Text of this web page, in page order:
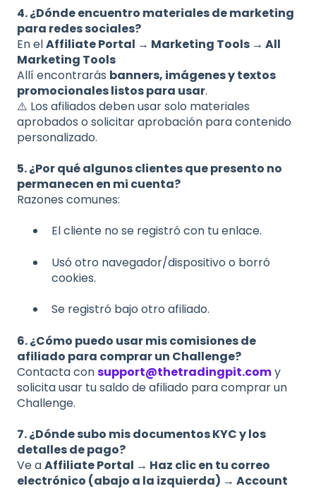
4. ¿Dónde encuentro materiales de marketing
para redes sociales?
En elAffiliate Portal → Marketing Tools → All
Marketing Tools
Allí encontrarás banners, imágenes y textos
promocionales listos para usar.
⚠️ Los afiliados deben usar solo materiales
aprobados o solicitar aprobación para contenido
personalizado.
5. ¿Por qué algunos clientes que presento no
permanecen en mi cuenta?
Razones comunes:
El cliente no se registró con tu enlace.
Usó otro navegador/dispositivo o borró
cookies.
Se registró bajo otro afiliado.
6. ¿Cómo puedo usar mis comisiones de
afiliado para comprar un Challenge?
Contacta consupport@thetradingpit.comy
solicita usar tu saldo de afiliado para comprar un
Challenge.
7. ¿Dónde subo mis documentos KYC y los
detalles de pago?
Ve aAffiliate Portal → Haz clic en tu correo
electrónico (abajo a la izquierda) → Account